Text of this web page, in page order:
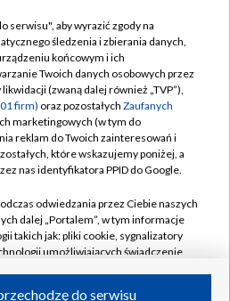
TVP
TVP
prywatności
Moje zgody
Pomoc
Kontakt
Kanały
serwisu", aby wyrazić zgody na
śledzenia i zbierania danych,
końcowym i ich
Twoich danych osobowych przez
(zwaną dalej również „TVP”),
firm) oraz pozostałych Zaufanych
marketingowych (w tym do
reklam do Twoich zainteresowań i
które wskazujemy poniżej, a
nas identyfikatora PPID do Google.
odwiedzania przez Ciebie naszych
dalej „Portalem”, w tym informacje
takich jak: pliki cookie, sygnalizatory
umożliwiających świadczenie
do serwisu